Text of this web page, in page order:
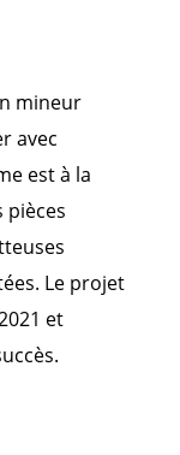
mineur
avec
est à la
pièces
Le projet
et